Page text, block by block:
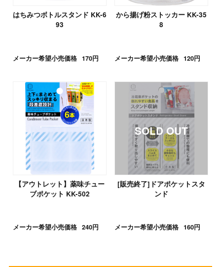
はちみつボトルスタンド KK-6
93
メーカー希望小売価格 170円
から揚げ粉ストッカー KK-35
8
メーカー希望小売価格 120円
【アウトレット】薬味チュー
ブポケット KK-502
メーカー希望小売価格 240円
[販売終了]ドアポケットスタ
ンド
メーカー希望小売価格 160円